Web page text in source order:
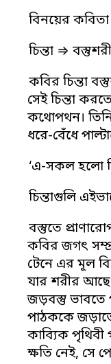
বিনয়ের
চিন্তা ⇒
কবির চিন্তা
সেই চিন্তা
কথোপথন।
ধরে-বেঁধে
‘এ-সকল হলো
চিন্তাগুলি
বস্তুতে
কবির জগৎ
টেনে এর মূল
যার শরীর আছে
জড়বস্তু ভাবতে
পাঠককে
কাব্যিক
ক্ষতি নেই, সে